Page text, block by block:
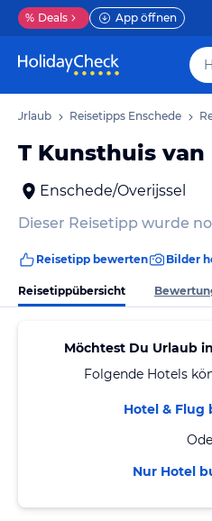
% Deals App öffnen
Urlaub Reisetipps Enschede
T Kunsthuis van
Enschede/Overijssel
Dieser Reisetipp wurde
Reisetipp bewerten Bilder
Reisetippübersicht
Möchtest Du Urlaub
Folgende Hotels
Hotel & Flug
Nur Hotel